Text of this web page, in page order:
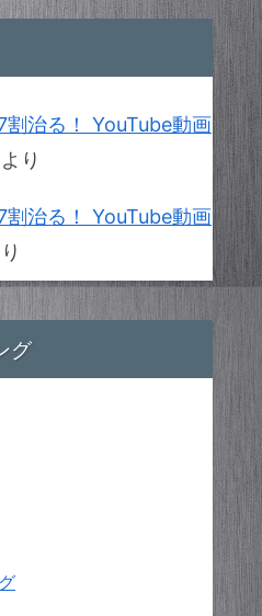
割治る！ YouTube動画
より
割治る！ YouTube動画
グ